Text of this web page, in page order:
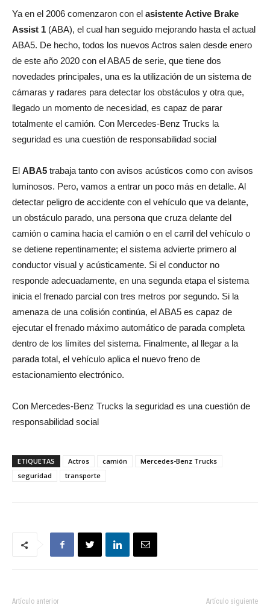
Ya en el 2006 comenzaron con el asistente Active Brake
Assist 1 (ABA), el cual han seguido mejorando hasta el actual
ABA5. De hecho, todos los nuevos Actros salen desde enero
de este año 2020 con el ABA5 de serie, que tiene dos
novedades principales, una es la utilización de un sistema de
cámaras y radares para detectar los obstáculos y otra que,
llegado un momento de necesidad, es capaz de parar
totalmente el camión. Con Mercedes-Benz Trucks la
seguridad es una cuestión de responsabilidad social
El ABA5 trabaja tanto con avisos acústicos como con avisos
luminosos. Pero, vamos a entrar un poco más en detalle. Al
detectar peligro de accidente con el vehículo que va delante,
un obstáculo parado, una persona que cruza delante del
camión o camina hacia el camión o en el carril del vehículo o
se detiene repentinamente; el sistema advierte primero al
conductor visual y acústicamente. Si el conductor no
responde adecuadamente, en una segunda etapa el sistema
inicia el frenado parcial con tres metros por segundo. Si la
amenaza de una colisión continúa, el ABA5 es capaz de
ejecutar el frenado máximo automático de parada completa
dentro de los límites del sistema. Finalmente, al llegar a la
parada total, el vehículo aplica el nuevo freno de
estacionamiento electrónico.
Con Mercedes-Benz Trucks la seguridad es una cuestión de
responsabilidad social
ETIQUETAS Actros camión
Mercedes-Benz Trucks
seguridad
transporte
Artículo anterior Artículo siguiente